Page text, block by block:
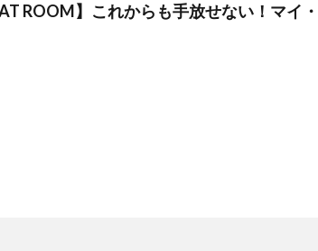
ROOM】これからも手放せない！マイ